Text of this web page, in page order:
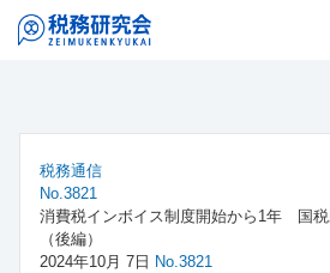
税務通信
No.3821
消費税インボイス制度開始から1年 国
（後編）
2024年10月 7日 No.3821